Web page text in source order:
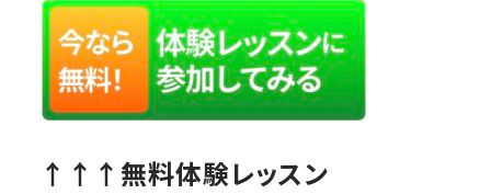
↑↑↑無料体験レッスン